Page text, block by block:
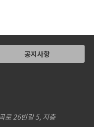
공지사항
로 26번길 5, 지층